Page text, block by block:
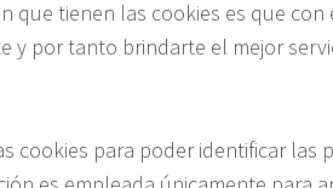
que tienen las cookies es que
y por tanto brindarte el mejor
cookies para poder identificar las